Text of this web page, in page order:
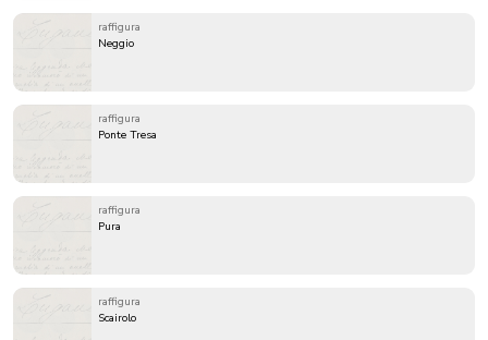
raffigura
Neggio
raffigura
Ponte Tresa
raffigura
Pura
raffigura
Scairolo